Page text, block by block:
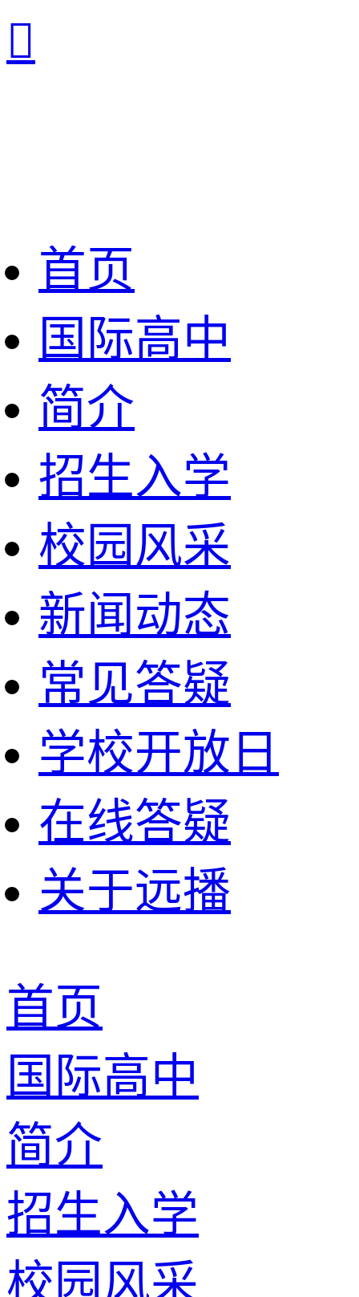

首页
国际高中
简介
招生入学
校园风采
新闻动态
常见答疑
学校开放日
在线答疑
关于远播
首页
国际高中
简介
招生入学
校园风采